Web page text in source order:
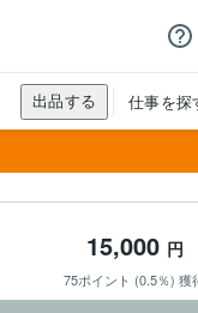
15,000 円
75ポイント (0.5％) 獲